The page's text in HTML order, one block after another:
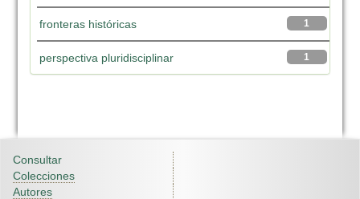
1
fronteras históricas
1
perspectiva pluridisciplinar
Consultar
Colecciones
Autores